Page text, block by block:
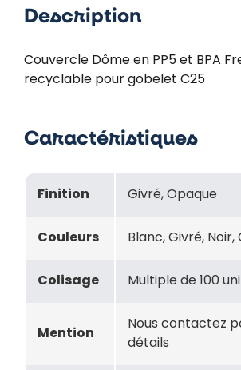
Description
Couvercle Dôme en PP5 et BPA
recyclable pour gobelet C25
Caractéristiques
Finition Givré, Opaque
Couleurs Blanc, Givré, Noir,
Colisage Multiple de 100
Mention
Nous contactez
détails